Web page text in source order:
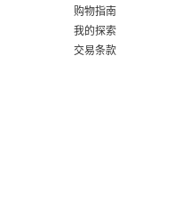
购物指南
我的探索
交易条款